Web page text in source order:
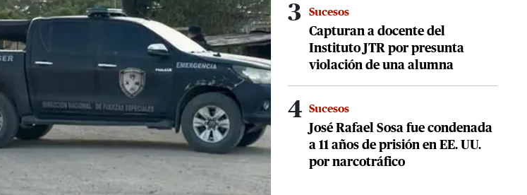
3 Sucesos
Capturan a docente del
Instituto JTR por presunta
violación de una alumna
4 Sucesos
José Rafael Sosa fue condenada
a 11 años de prisión en EE. UU.
por narcotráfico